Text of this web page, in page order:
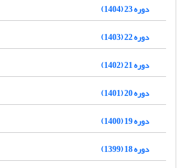
دوره 23 (1404)
دوره 22 (1403)
دوره 21 (1402)
دوره 20 (1401)
دوره 19 (1400)
دوره 18 (1399)